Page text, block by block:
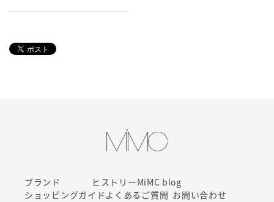
ブランド ヒストリーMiMC blog
ショッピングガイド よくあるご質問 お問い合わせ